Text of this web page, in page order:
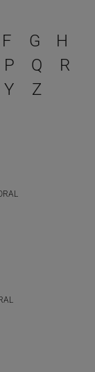
una letra
F G
H
P Q
R
Y Z